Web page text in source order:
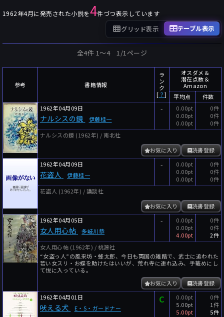
フォーマット
単行本
～
Pt
～
Pt
～
件
読者数
人
年代
年代と月の範囲
先月以降
年
月
細かく検索
絞り込みリセット
1962年4月に発売された小説を4件づつ表示しています
グリッド表示 テーブル表示
全4件 1〜4 1/1ページ
参考 書籍情報
ラ
ン
ク
[ ？]
オスダメ＆
潜在点数＆
Amazon
平均点
件数
1962年04月09日
ナルシスの鏡 伊藤桂一
-
0.00pt
0.00pt
0.00pt
0件
0件
0件
ナルシスの鏡 (1962年) / 南北社
読書登録
お気に入り
1962年04月09日
花盗人 伊藤桂一
-
0.00pt
0.00pt
0.00pt
0件
0件
0件
花盗人 (1962年) / 講談社
読書登録
お気に入り
1962年04月05日
女人用心帖 多岐川恭
-
0.00pt
0.00pt
4.00pt
0件
0件
2件
女人用心帖 (1962年) / 桃源社
“女盗っ人”の風来坊・蜂太郎、今日も両国の雑踏で、武士に追われた
若い女スリ・お蝶を助けたはいいが、荒れ寺に連れ込み、手篭めにし
て悦に入っている。
読書登録
お気に入り
1962年04月01日
吠える犬 E・S・ガードナー
C
0.00pt
5.00pt
5.00pt
0件
1件
5件